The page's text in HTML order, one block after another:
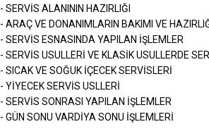
- SERVİS ALANININ HAZIRLIĞI
- ARAÇ VE DONANIMLARIN BAKIMI VE
- SERVİS ESNASINDA YAPILAN İŞLEMLER
- SERVİS USULLERİ VE KLASİK USULLERDE
- SICAK VE SOĞUK İÇECEK SERVİSLERİ
- YİYECEK SERVİS USLLERİ
- SERVİS SONRASI YAPILAN İŞLEMLER
- GÜN SONU VARDİYA SONU İŞLEMLERİ